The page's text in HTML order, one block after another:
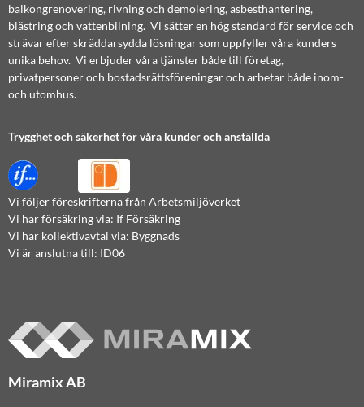
balkongrenovering, rivning och demolering, asbesthantering,
blästring och vattenbilning. Vi sätter en hög standard för service och
strävar efter skräddarsydda lösningar som uppfyller våra kunders
unika behov. Vi erbjuder våra tjänster både till företag,
privatpersoner och bostadsrättsföreningar och arbetar både inom-
och utomhus.
Trygghet och säkerhet för våra kunder och anställda
Vi följer föreskrifterna från Arbetsmiljöverket
Vi har försäkring via: If Försäkring
Vi har kollektivavtal via: Byggnads
Vi är anslutna till: ID06
Miramix AB